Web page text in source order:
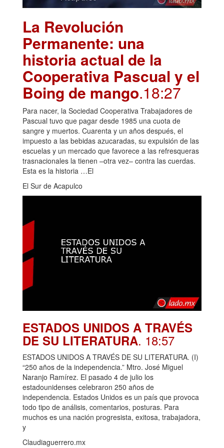
La Revolución
Permanente: una
historia actual de la
Cooperativa Pascual y el
Boing de mango.18:27
Para nacer, la Sociedad Cooperativa Trabajadores de
Pascual tuvo que pagar desde 1985 una cuota de
sangre y muertos. Cuarenta y un años después, el
impuesto a las bebidas azucaradas, su expulsión de las
escuelas y un mercado que favorece a las refresqueras
trasnacionales la tienen –otra vez– contra las cuerdas.
Esta es la historia …El
El Sur de Acapulco
ESTADOS UNIDOS A TRAVÉS
DE SU LITERATURA. 18:57
ESTADOS UNIDOS A TRAVÉS DE SU LITERATURA. (I)
“250 años de la independencia.” Mtro. José Miguel
Naranjo Ramírez. El pasado 4 de julio los
estadounidenses celebraron 250 años de
independencia. Estados Unidos es un país que provoca
todo tipo de análisis, comentarios, posturas. Para
muchos es una nación progresista, exitosa, trabajadora,
y
Claudiaguerrero.mx